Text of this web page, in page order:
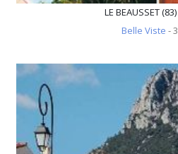
LE BEAUSSET (83)
Belle Viste - 3